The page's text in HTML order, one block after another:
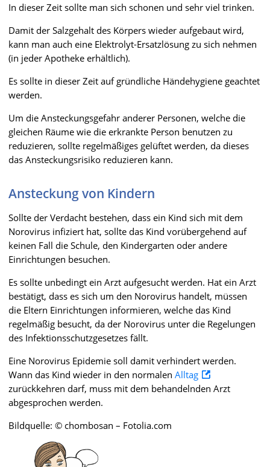
In dieser Zeit sollte man sich schonen und sehr viel trinken.
Damit der Salzgehalt des Körpers wieder aufgebaut wird,
kann man auch eine Elektrolyt-Ersatzlösung zu sich nehmen
(in jeder Apotheke erhältlich).
Es sollte in dieser Zeit auf gründliche Händehygiene geachtet
werden.
Um die Ansteckungsgefahr anderer Personen, welche die
gleichen Räume wie die erkrankte Person benutzen zu
reduzieren, sollte regelmäßiges gelüftet werden, da dieses
das Ansteckungsrisiko reduzieren kann.
Ansteckung von Kindern
Sollte der Verdacht bestehen, dass ein Kind sich mit dem
Norovirus infiziert hat, sollte das Kind vorübergehend auf
keinen Fall die Schule, den Kindergarten oder andere
Einrichtungen besuchen.
Es sollte unbedingt ein Arzt aufgesucht werden. Hat ein Arzt
bestätigt, dass es sich um den Norovirus handelt, müssen
die Eltern Einrichtungen informieren, welche das Kind
regelmäßig besucht, da der Norovirus unter die Regelungen
des Infektionsschutzgesetzes fällt.
Eine Norovirus Epidemie soll damit verhindert werden.
Wann das Kind wieder in den normalen Alltag
zurückkehren darf, muss mit dem behandelnden Arzt
abgesprochen werden.
Bildquelle: © chombosan – Fotolia.com